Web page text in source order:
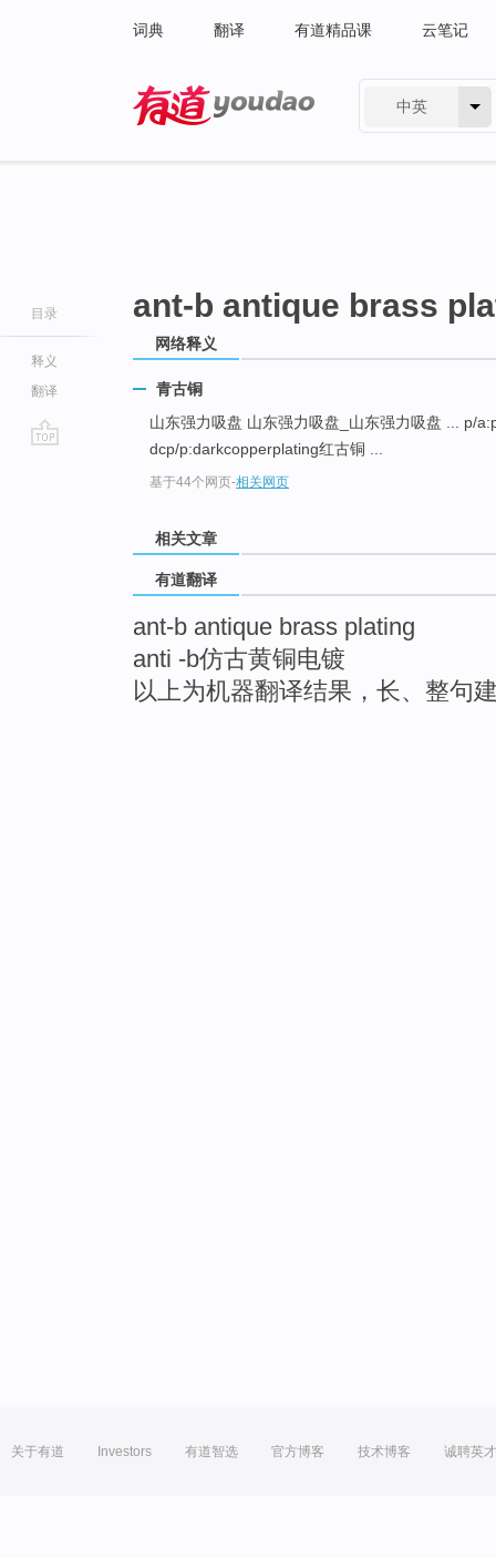
词典 翻译 有道精品课 云笔记
中英
目录
释义
翻译
ant-b antique brass
网络释义
青古铜
山东强力吸盘 山东强力吸盘_山东强力吸盘 ... p/
dcp/p:darkcopperplating红古铜 ...
基于44个网页-相关网页
相关文章
有道翻译
ant-b antique brass plating
anti -b仿古黄铜电镀
以上为机器翻译结果，长、整句
关于有道 Investors 有道智选 官方博客 技术博客 诚聘英才